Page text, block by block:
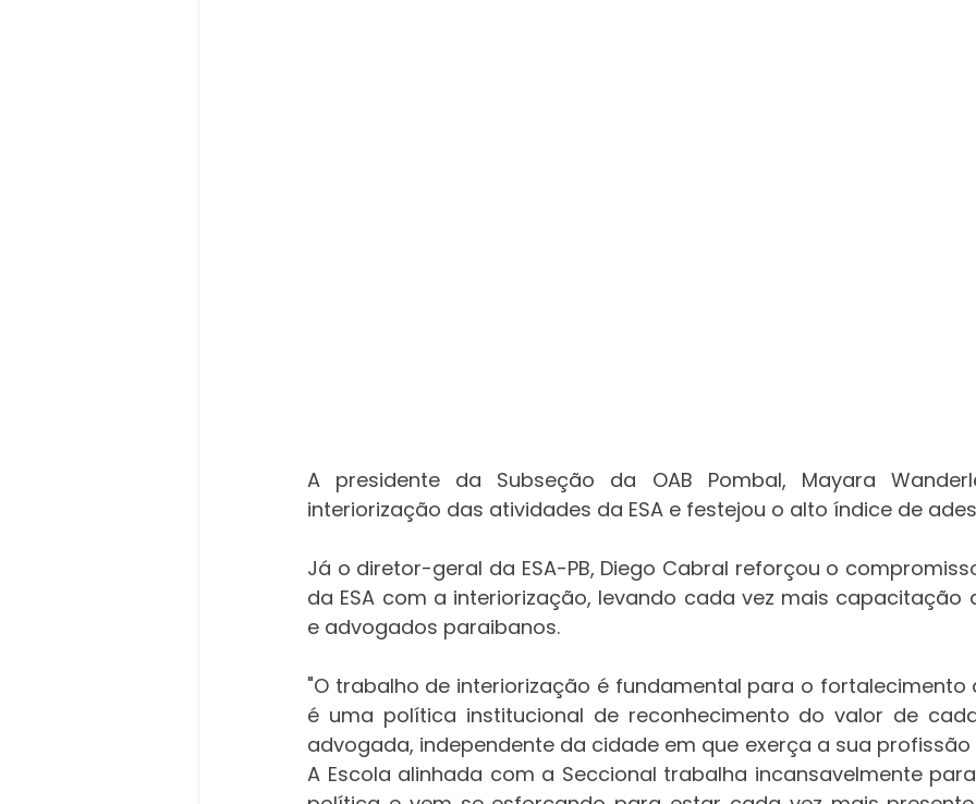
A presidente da Subseção da OAB Pombal, Mayara
interiorização das atividades da ESA e festejou o alto índice de
Já o diretor-geral da ESA-PB, Diego Cabral reforçou o
da ESA com a interiorização, levando cada vez mais capacitação
e advogados paraibanos.
"O trabalho de interiorização é fundamental para o fortalecimento
é uma política institucional de reconhecimento do valor de
advogada, independente da cidade em que exerça a sua profissão
A Escola alinhada com a Seccional trabalha incansavelmente